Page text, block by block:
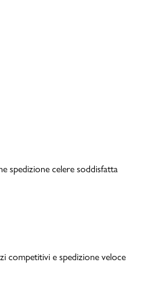
spedizione celere soddisfatta
competitivi e spedizione veloce